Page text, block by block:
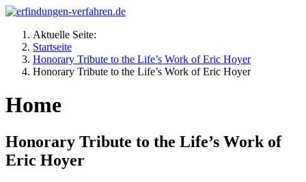
Aktuelle Seite:
Startseite
Honorary Tribute to the Life’s Work of Eric Hoyer
Honorary Tribute to the Life’s Work of Eric Hoyer
Home
Honorary Tribute to the Life’s Work of
Eric Hoyer